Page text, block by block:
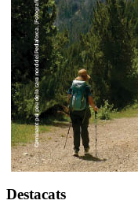
Destacats